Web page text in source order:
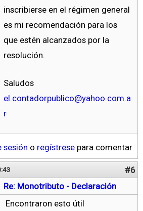
inscribierse en el régimen general
es mi recomendación para los
que estén alcanzados por la
resolución.
Saludos
el.contadorpublico@yahoo.com.a
r
sesión o regístrese para comentar
#6
Re: Monotributo - Declaración
Encontraron esto útil